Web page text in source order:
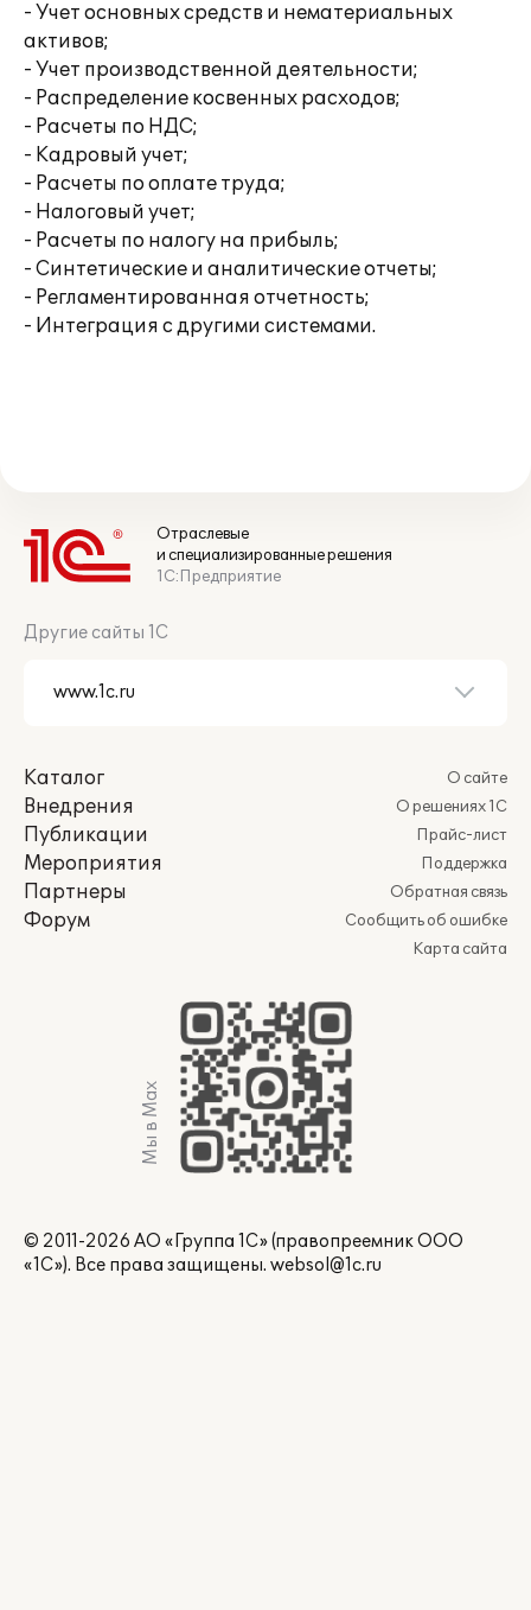
- Учет основных средств и нематериальных
активов;
- Учет производственной деятельности;
- Распределение косвенных расходов;
- Расчеты по НДС;
- Кадровый учет;
- Расчеты по оплате труда;
- Налоговый учет;
- Расчеты по налогу на прибыль;
- Синтетические и аналитические отчеты;
- Регламентированная отчетность;
- Интеграция с другими системами.
Отраслевые
и специализированные решения
1С:Предприятие
Другие сайты 1С
Каталог
Внедрения
Публикации
Мероприятия
Партнеры
Форум
О сайте
О решениях 1С
Прайс-лист
Поддержка
Обратная связь
Сообщить об ошибке
Карта сайта
Мы в Max
© 2011-2026 АО «Группа 1С» (правопреемник ООО
«1С»). Все права защищены. websol@1c.ru